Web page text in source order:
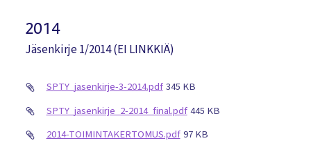
2014
Jäsenkirje 1/2014 (EI LINKKIÄ)
SPTY_jasenkirje-3-2014.pdf 345 KB
SPTY_jasenkirje_2-2014_final.pdf 445 KB
2014-TOIMINTAKERTOMUS.pdf 97 KB